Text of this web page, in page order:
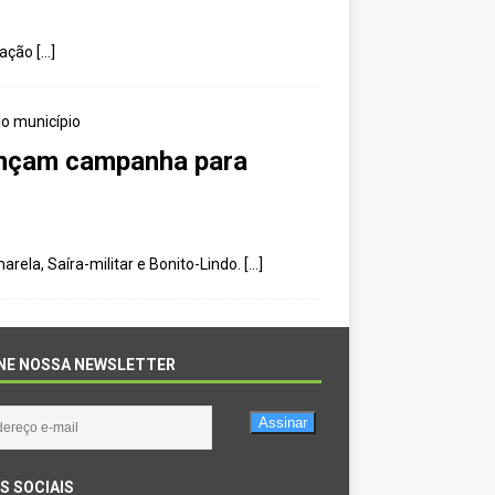
[…]
campanha para
Saíra-militar e Bonito-Lindo. […]
NOSSA NEWSLETTER
Assinar
SOCIAIS